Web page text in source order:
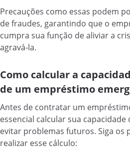
Precauções como essas podem
de fraudes, garantindo que o
cumpra sua função de aliviar a
agravá-la.
Como calcular a
de um empréstimo
Antes de contratar um
essencial calcular sua
evitar problemas futuros. Siga os
realizar esse cálculo: